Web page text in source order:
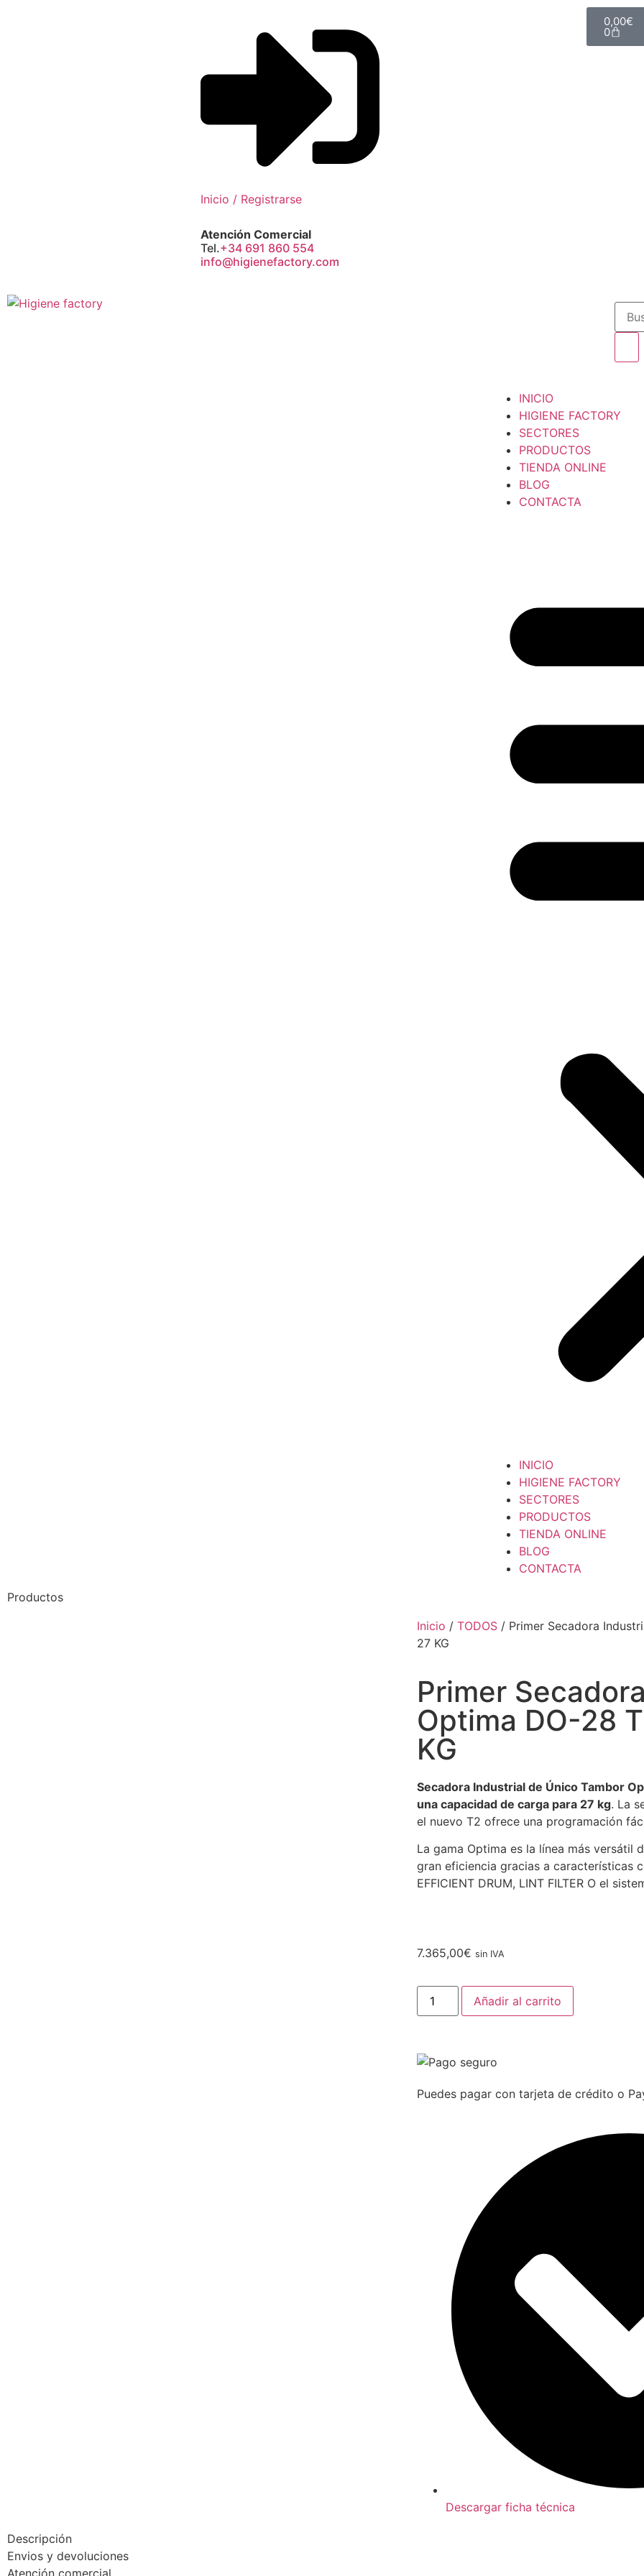
Inicio / Registrarse
Atención Comercial
Tel.+34 691 860 554
info@higienefactory.com
0,00€
0
INICIO
HIGIENE FACTORY
SECTORES
PRODUCTOS
TIENDA ONLINE
BLOG
CONTACTA
INICIO
HIGIENE FACTORY
SECTORES
PRODUCTOS
TIENDA ONLINE
BLOG
CONTACTA
Productos
Inicio / TODOS / Primer Secadora
27 KG
Primer
Optima DO-28
KG
Secadora Industrial de Único Tambor
una capacidad de carga para 27 kg. La
el nuevo T2 ofrece una programación
La gama Optima es la línea más versátil
gran eficiencia gracias a características
EFFICIENT DRUM, LINT FILTER O el
7.365,00€ sin IVA
Añadir al carrito
Puedes pagar con tarjeta de crédito o
Descargar ficha técnica
Descripción
Envios y devoluciones
Atención comercial